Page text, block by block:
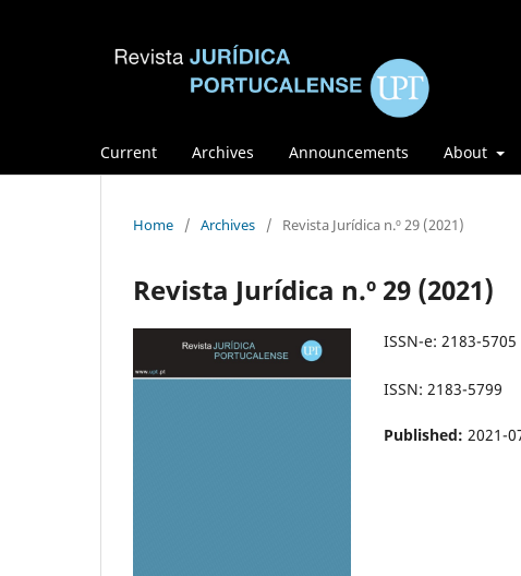
Current Archives Announcements About
Home / Archives / Revista Jurídica n.º 29 (2021)
Revista Jurídica n.º 29 (2021)
ISSN-e: 2183-5705
ISSN: 2183-5799
Published: 2021-